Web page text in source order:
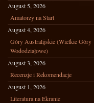
August 5, 2026
Amatorzy na Start
August 4, 2026
Góry Australijskie (Wielkie Góry
Wododziałowe)
August 3, 2026
Recenzje i Rekomendacje
August 1, 2026
Literatura na Ekranie